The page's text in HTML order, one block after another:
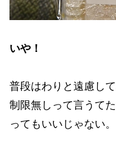
いや！
普段はわりと遠慮し
制限無しって言うて
ってもいいじゃない。